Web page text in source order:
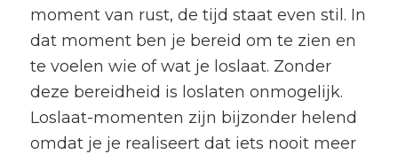
moment van rust, de tijd staat even stil. In
dat moment ben je bereid om te zien en
te voelen wie of wat je loslaat. Zonder
deze bereidheid is loslaten onmogelijk.
Loslaat-momenten zijn bijzonder helend
omdat je je realiseert dat iets nooit meer